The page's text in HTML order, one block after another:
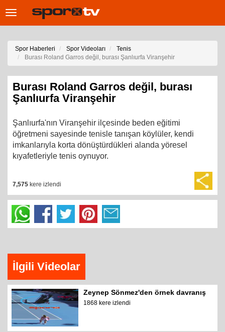
Toggle
Spor Haberleri Spor Videoları
Tenis
Burası Roland Garros değil, burası Şanlıurfa Viranşehir
Burası Roland Garros değil, burası
Şanlıurfa Viranşehir
Şanlıurfa'nın Viranşehir ilçesinde beden eğitimi
öğretmeni sayesinde tenisle tanışan köylüler, kendi
imkanlarıyla korta dönüştürdükleri alanda yöresel
kıyafetleriyle tenis oynuyor.
7,575 kere izlendi
İlgili Videolar
Zeynep Sönmez'den örnek davranış
1868 kere izlendi